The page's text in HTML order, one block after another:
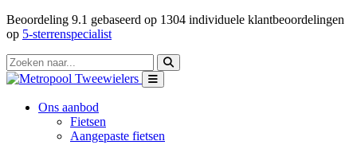
Beoordeling 9.1 gebaseerd op 1304 individuele klantbeoordelingen
op 5-sterrenspecialist
Ons aanbod
Fietsen
Aangepaste fietsen